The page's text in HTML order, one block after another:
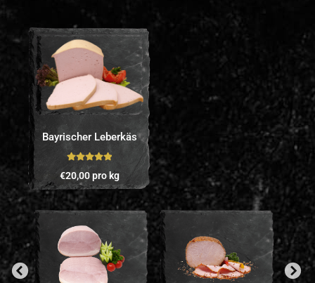
Bayrischer Leberkäs
Bewertet mit
5.00von 5
€20,00pro kg